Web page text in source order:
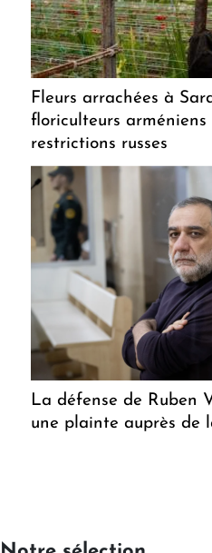
Fleurs arrachées à
floriculteurs
restrictions russes
La défense de Ruben
une plainte auprès de